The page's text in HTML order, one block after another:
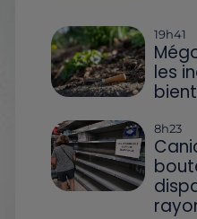
19h41
les
8h23